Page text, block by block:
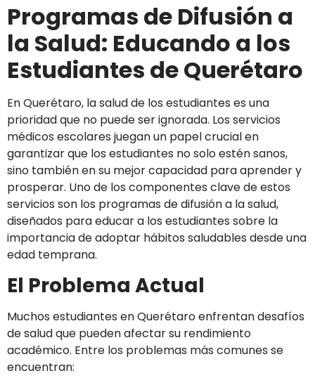
Programas de Difusión a
la Salud: Educando a los
Estudiantes de Querétaro
En Querétaro, la salud de los estudiantes es una
prioridad que no puede ser ignorada. Los servicios
médicos escolares juegan un papel crucial en
garantizar que los estudiantes no solo estén sanos,
sino también en su mejor capacidad para aprender y
prosperar. Uno de los componentes clave de estos
servicios son los programas de difusión a la salud,
diseñados para educar a los estudiantes sobre la
importancia de adoptar hábitos saludables desde una
edad temprana.
El Problema Actual
Muchos estudiantes en Querétaro enfrentan desafíos
de salud que pueden afectar su rendimiento
académico. Entre los problemas más comunes se
encuentran: